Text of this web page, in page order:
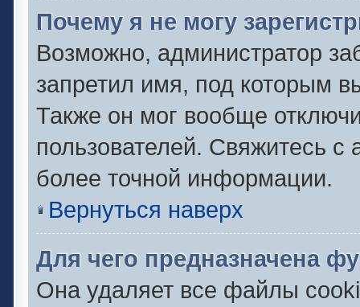
Почему я не могу
Возможно, администратор
запретил имя, под которым
Также он мог вообще
пользователей. Свяжитесь
более точной информации.
Вернуться наверх
Для чего предназначена
Она удаляет все файлы